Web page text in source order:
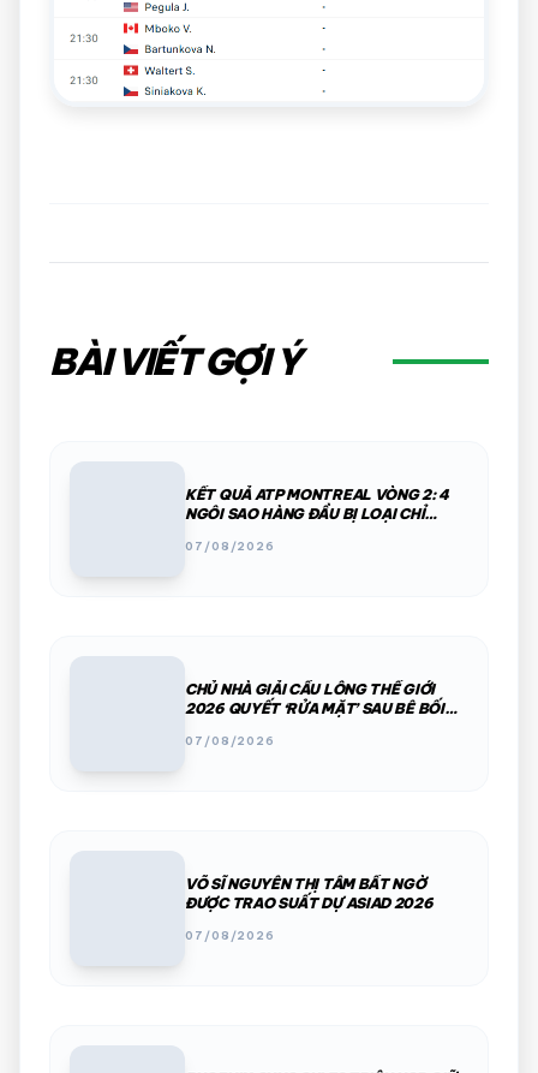
BÀI VIẾT GỢI Ý
KẾT QUẢ ATP MONTREAL VÒNG 2: 4
NGÔI SAO HÀNG ĐẦU BỊ LOẠI CHỈ
07/08/2026
CHỦ NHÀ GIẢI CẦU LÔNG THẾ GIỚI
2026 QUYẾT ‘RỬA MẶT’ SAU BÊ BỐI
07/08/2026
VÕ SĨ NGUYỄN THỊ TÂM BẤT NGỜ
ĐƯỢC TRAO SUẤT DỰ ASIAD 2026
07/08/2026